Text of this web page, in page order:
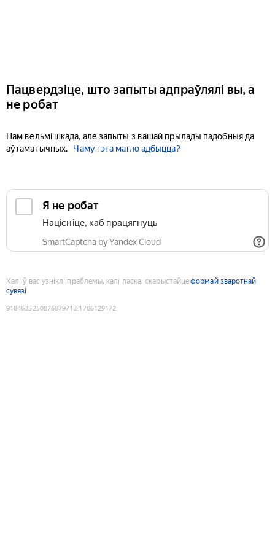
Пацвердзіце, што запыты адпраўлялі вы, а
не робат
Нам вельмі шкада, але запыты з вашай прылады падобныя да
аўтаматычных.
Чаму гэта магло адбыцца?
Я не робат
Націсніце, каб працягнуць
SmartCaptcha by Yandex Cloud
Калі ў вас узніклі праблемы, калі ласка, скарыстайцеформай зваротнай
сувязі
9184635250876879713:1786129172